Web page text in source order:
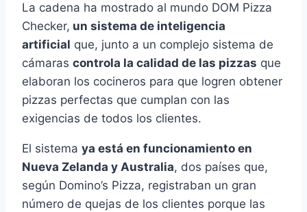
La cadena ha mostrado al mundo DOM Pizza
Checker, un sistema de inteligencia
artificial que, junto a un complejo sistema de
cámaras controla la calidad de las pizzas que
elaboran los cocineros para que logren obtener
pizzas perfectas que cumplan con las
exigencias de todos los clientes.
El sistema ya está en funcionamiento en
Nueva Zelanda y Australia, dos países que,
según Domino’s Pizza, registraban un gran
número de quejas de los clientes porque las